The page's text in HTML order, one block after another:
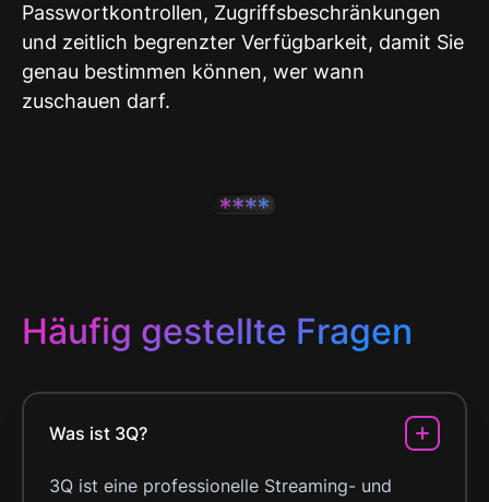
Passwortkontrollen, Zugriffsbeschränkungen
und zeitlich begrenzter Verfügbarkeit, damit Sie
genau bestimmen können, wer wann
zuschauen darf.
Häufig gestellte Fragen
Was ist 3Q?
3Q ist eine professionelle Streaming- und